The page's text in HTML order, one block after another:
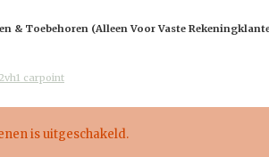
& Toebehoren (alleen Voor Vaste
carpoint
is uitgeschakeld.